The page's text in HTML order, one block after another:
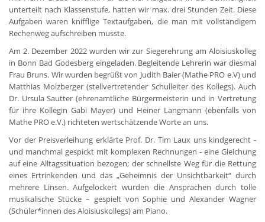
unterteilt nach Klassenstufe, hatten wir max. drei Stunden Zeit. Diese
Aufgaben waren knifflige Textaufgaben, die man mit vollständigem
Rechenweg aufschreiben musste.
Am 2. Dezember 2022 wurden wir zur Siegerehrung am Aloisiuskolleg
in Bonn Bad Godesberg eingeladen. Begleitende Lehrerin war diesmal
Frau Bruns. Wir wurden begrüßt von Judith Baier (Mathe PRO e.V) und
Matthias Molzberger (stellvertretender Schulleiter des Kollegs). Auch
Dr. Ursula Sautter (ehrenamtliche Bürgermeisterin und in Vertretung
für ihre Kollegin Gabi Mayer) und Heiner Langmann (ebenfalls von
Mathe PRO e.V.) richteten wertschätzende Worte an uns.
Vor der Preisverleihung erklärte Prof. Dr. Tim Laux uns kindgerecht -
und manchmal gespickt mit komplexen Rechnungen - eine Gleichung
auf eine Alltagssituation bezogen; der schnellste Weg für die Rettung
eines Ertrinkenden und das „Geheimnis der Unsichtbarkeit“ durch
mehrere Linsen. Aufgelockert wurden die Ansprachen durch tolle
musikalische Stücke – gespielt von Sophie und Alexander Wagner
(Schüler*innen des Aloisiuskollegs) am Piano.